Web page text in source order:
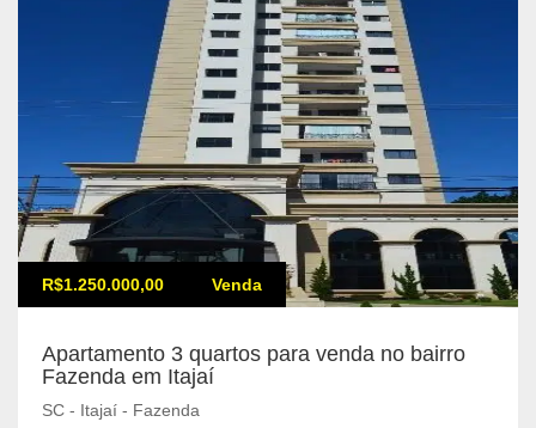
R$1.250.000,00 Venda
Apartamento 3 quartos para venda no bairro
Fazenda em Itajaí
SC - Itajaí - Fazenda